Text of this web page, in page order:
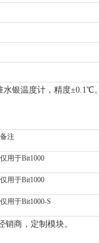
银温度计，精度±0.1℃。
备注
仅用于Bit1000
仅用于Bit1000
仅用于Bit1000-S
商，定制模块。